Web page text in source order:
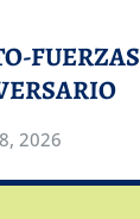
FUERZAS
2026